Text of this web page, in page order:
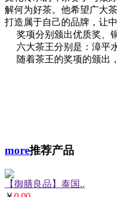
解何为好茶。他希望广大
打造属于自己的品牌，让
奖项分别颁出优质奖、
六大茶王分别是：漳平
随着茶王的奖项的颁出，
more推荐产品
【御膳良品】泰国..